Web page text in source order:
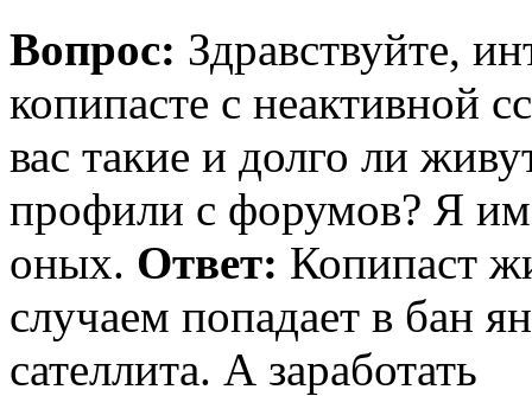
Вопрос: Здравствуйте,
копипасте с неактивной
вас такие и долго ли
профили с форумов? Я
оных. Ответ: Копипаст
случаем попадает в бан
сателлита. А заработать